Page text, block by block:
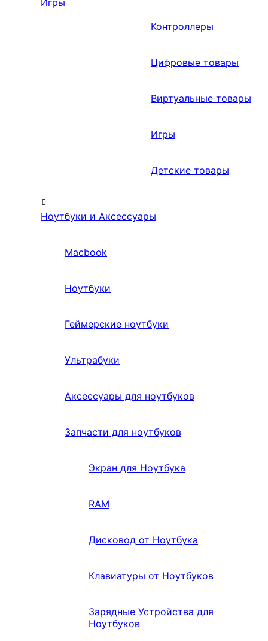
Игры
Контроллеры
Цифровые товары
Виртуальные товары
Игры
Детские товары
Ноутбуки и Аксессуары
Macbook
Ноутбуки
Геймерские ноутбуки
Ультрабуки
Аксессуары для ноутбуков
Запчасти для ноутбуков
Экран для Ноутбука
RAM
Дисковод от Ноутбука
Клавиатуры от Ноутбуков
Зарядные Устройства для
Ноутбуков